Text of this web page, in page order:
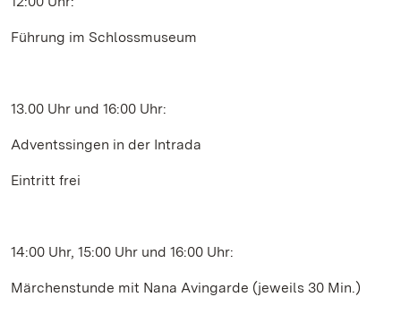
Führung im Schlossmuseum
13.00 Uhr und 16:00 Uhr:
Adventssingen in der Intrada
Eintritt frei
14:00 Uhr, 15:00 Uhr und 16:00 Uhr:
Märchenstunde mit Nana Avingarde (jeweils 30 Min.)